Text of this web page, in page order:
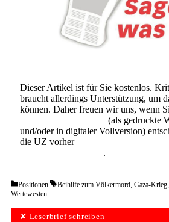
Dieser Artikel ist für Sie kostenlos.
braucht allerdings Unterstützung, um
können. Daher freuen wir uns, wenn
(als gedruckte
und/oder in digitaler Vollversion)
die UZ vorher
.
Categories
Positionen Tags
Beihilfe zum Völkermord, Gaza-Krieg,
Wertewesten
✘ Leserbrief schreiben